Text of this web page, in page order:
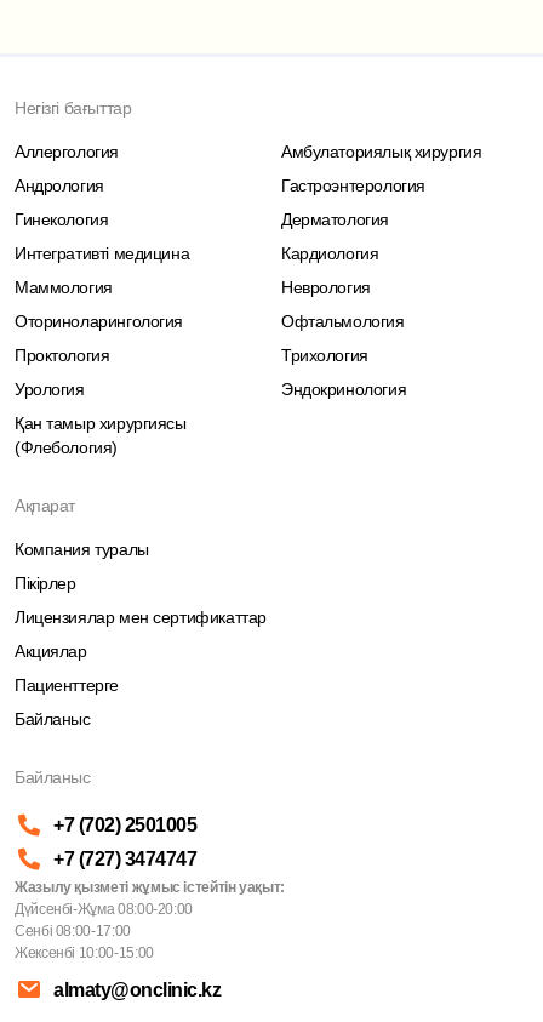
Негізгі бағыттар
Аллергология
Амбулаториялық хирургия
Андрология
Гастроэнтерология
Гинекология
Дерматология
Интегративті медицина
Кардиология
Маммология
Неврология
Оториноларингология
Офтальмология
Проктология
Трихология
Урология
Эндокринология
Қан тамыр хирургиясы
(Флебология)
Ақпарат
Компания туралы
Пікірлер
Лицензиялар мен сертификаттар
Акциялар
Пациенттерге
Байланыс
Байланыс
+7 (702) 2501005
+7 (727) 3474747
Жазылу қызметі жұмыс істейтін уақыт:
Дүйсенбі-Жұма 08:00-20:00
Сенбі 08:00-17:00
Жексенбі 10:00-15:00
almaty@onclinic.kz